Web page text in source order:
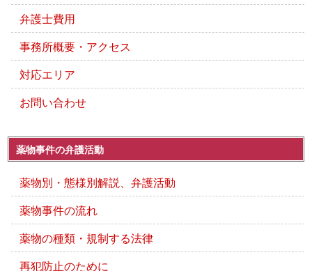
弁護士費用
事務所概要・アクセス
対応エリア
お問い合わせ
薬物事件の弁護活動
薬物別・態様別解説、弁護活動
薬物事件の流れ
薬物の種類・規制する法律
再犯防止のために